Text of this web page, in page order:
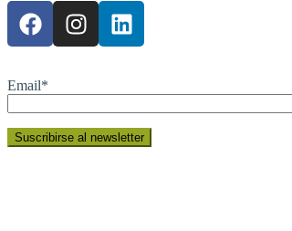
Email*